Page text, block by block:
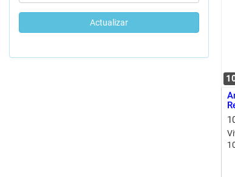
Actualizar